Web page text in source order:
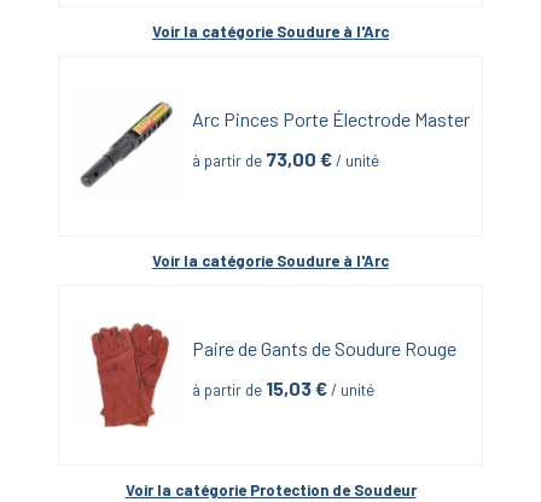
Voir la catégorie Soudure à l'Arc
Arc Pinces Porte Électrode Master
à partir de 73,00 € / unité
Voir la catégorie Soudure à l'Arc
Paire de Gants de Soudure Rouge
à partir de 15,03 € / unité
Voir la catégorie Protection de Soudeur